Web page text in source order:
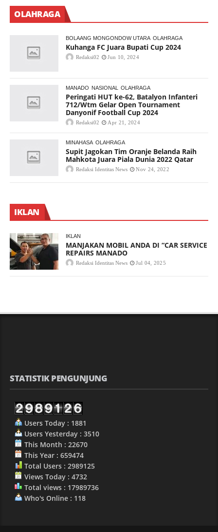
OLAHRAGA
BOLAANG MONGONDOW UTARA OLAHRAGA
Kuhanga FC Juara Bupati Cup 2024
Redaksi02 Jun 10, 2024
MANADO NASIONAL OLAHRAGA
Peringati HUT ke-62, Batalyon Infanteri
712/Wtm Gelar Open Tournament
Danyonif Football Cup 2024
Redaksi02 Apr 21, 2024
MINAHASA OLAHRAGA
Supit Jagokan Tim Oranje Belanda Raih
Mahkota Juara Piala Dunia 2022 Qatar
Redaksi Identitas News Nov 24, 2022
IKLAN
IKLAN
MANJAKAN MOBIL ANDA DI “CAR SERVICE
REPAIRS MANADO
Redaksi Identitas News Jul 04, 2025
STATISTIK PENGUNJUNG
Users Today : 1881
Users Yesterday : 3510
This Month : 22670
This Year : 659474
Total Users : 2989125
Views Today : 4732
Total views : 17989736
Who's Online : 118